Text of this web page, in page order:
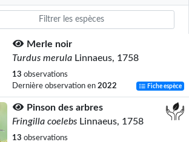
Merle noir
Turdus merula Linnaeus, 1758
13 observations
Dernière observation en 2022 Fiche espèce
Pinson des arbres
Fringilla coelebs Linnaeus, 1758
13 observations